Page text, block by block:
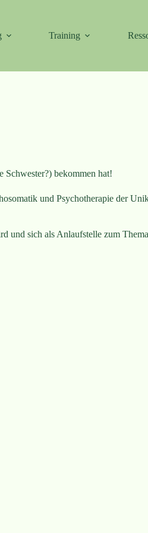
Training
Schwester?) bekommen hat!
und Psychotherapie der
und sich als Anlaufstelle zum